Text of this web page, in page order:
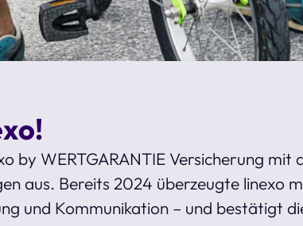
by WERTGARANTIE Versicherung mit
aus. Bereits 2024 überzeugte linexo
und Kommunikation – und bestätigt